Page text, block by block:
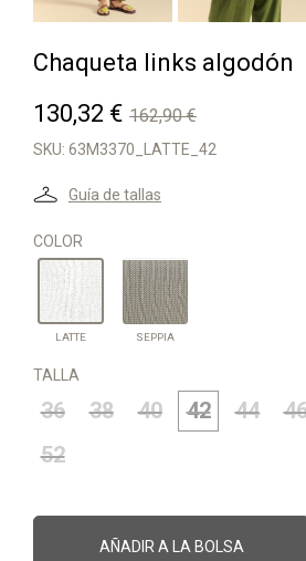
Chaqueta links algodón
130,32 € 162,90 €
SKU: 63M3370_LATTE_42
Guía de tallas
COLOR
LATTE
LATTE SEPPIA
TALLA
36 38 40 42 44
52
AÑADIR A LA BOLSA